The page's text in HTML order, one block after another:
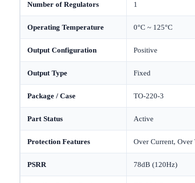
Number of Regulators 1
Operating Temperature 0°C ~ 125°C
Output Configuration Positive
Output Type Fixed
Package / Case TO-220-3
Part Status Active
Protection Features Over Current, Over
PSRR 78dB (120Hz)